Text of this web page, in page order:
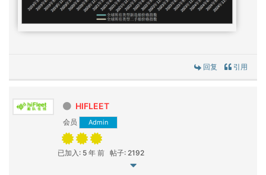
回复 引用
HIFLEET
会员 Admin
已加入: 5 年 前 帖子: 2192